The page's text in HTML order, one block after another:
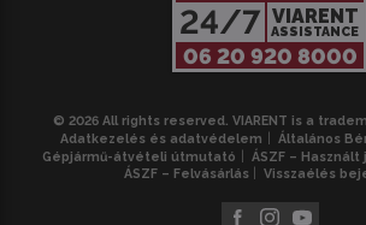
24/7 VIARENT
ASSISTANCE
06 20 920 8000
© 2026 All rights reserved. VIARENT is a
Adatkezelés és adatvédelem
Általános
Gépjármű-átvételi útmutató
ÁSZF –
ÁSZF – Felvásárlás
Visszaélés